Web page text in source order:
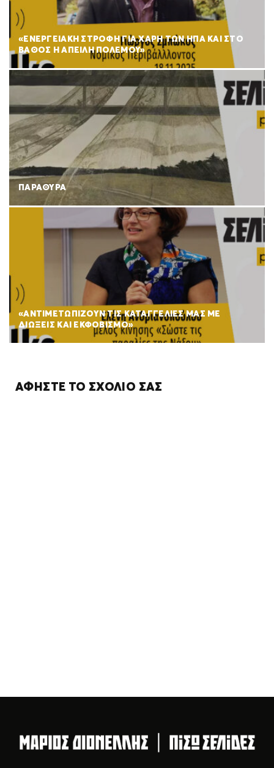
«ΕΝΕΡΓΕΙΑΚΗ ΣΤΡΟΦΗ ΓΙΑ ΧΑΡΗ ΤΩΝ ΗΠΑ ΚΑΙ ΣΤΟ
ΒΑΘΟΣ Η ΑΠΕΙΛΗ ΠΟΛΕΜΟΥ»
ΠΑΡΑΘΥΡΑ
«ΑΝΤΙΜΕΤΩΠΙΖΟΥΝ ΤΙΣ ΚΑΤΑΓΓΕΛΙΕΣ ΜΑΣ ΜΕ
ΔΙΩΞΕΙΣ ΚΑΙ ΕΚΦΟΒΙΣΜΟ»
ΑΦΉΣΤΕ ΤΟ ΣΧΌΛΙΌ ΣΑΣ